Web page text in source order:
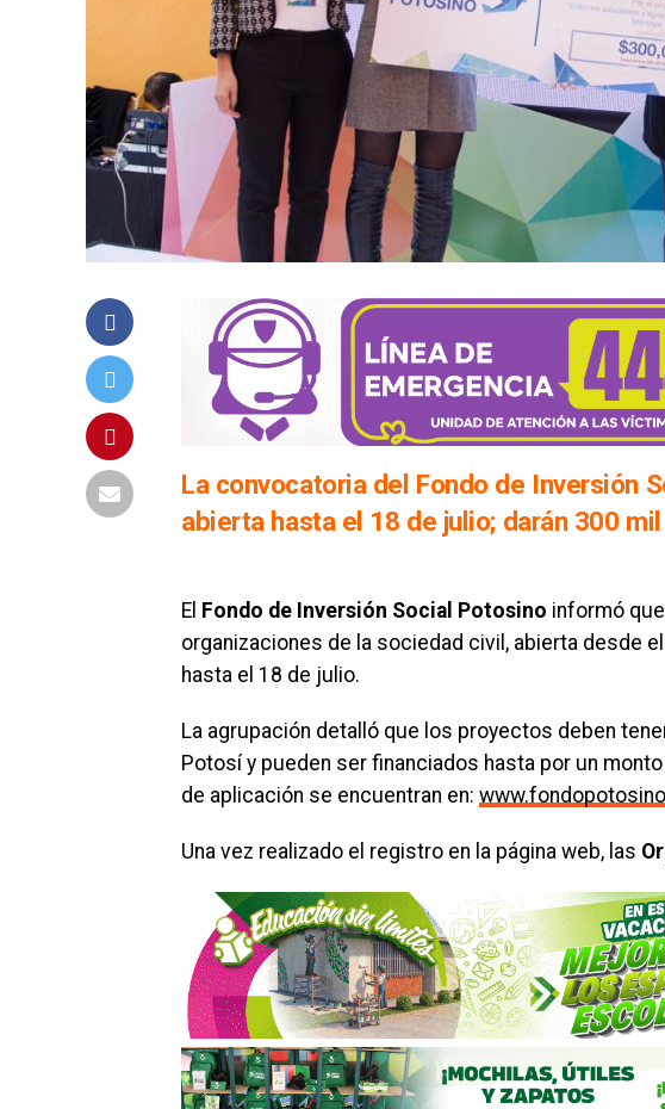
La convocatoria del Fondo de Inversión
abierta hasta el 18 de julio; darán 300
El Fondo de Inversión Social Potosino informó
organizaciones de la sociedad civil, abierta desde
hasta el 18 de julio.
La agrupación detalló que los proyectos deben
Potosí y pueden ser financiados hasta por un
de aplicación se encuentran en:
Una vez realizado el registro en la página web, las